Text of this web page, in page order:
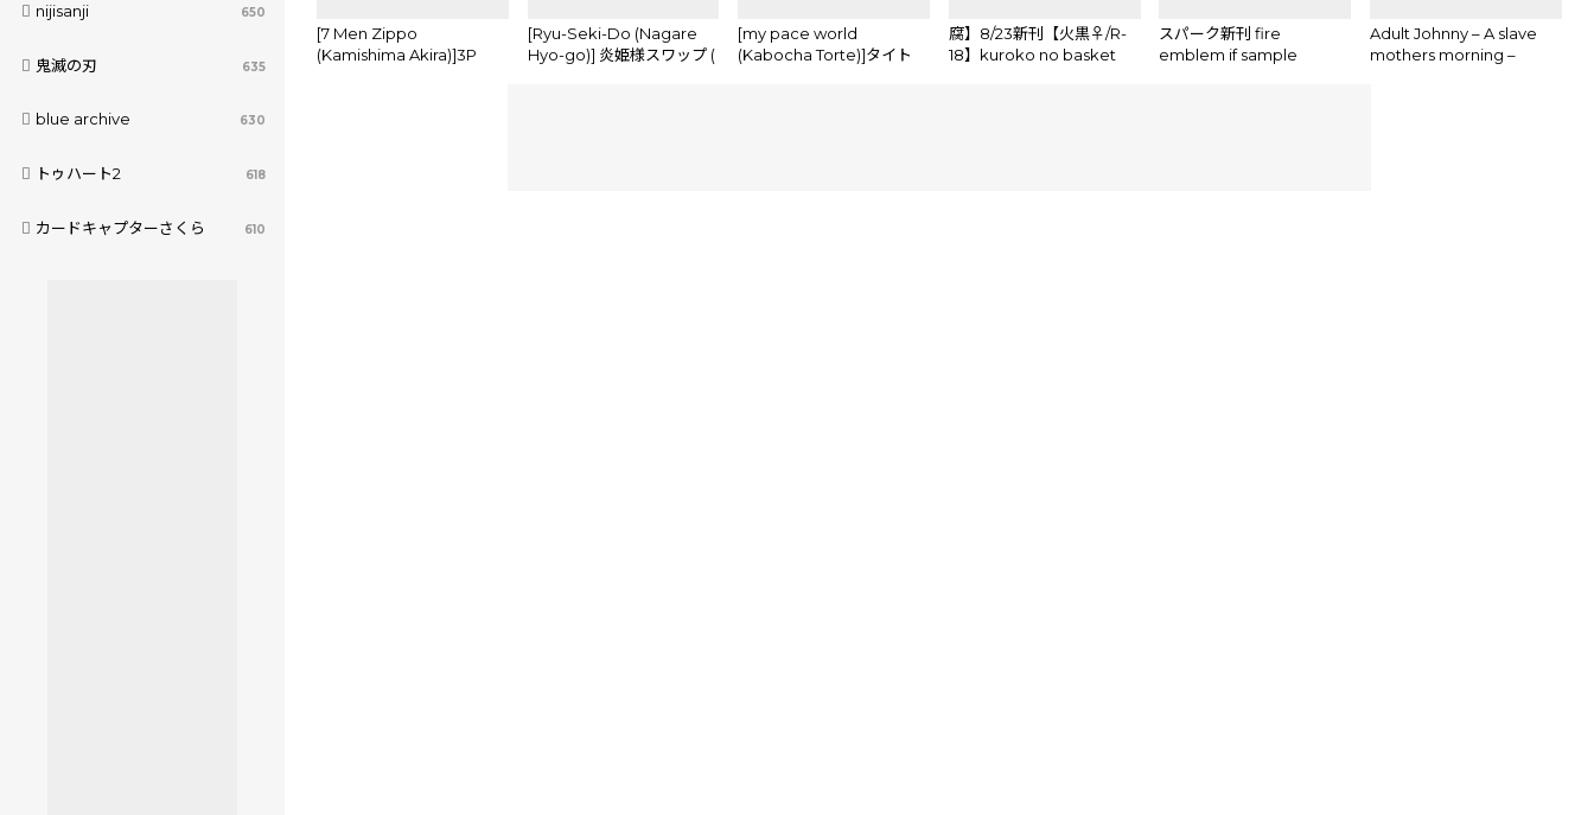
nijisanji 650
鬼滅の刃 635
blue archive 630
トゥハート2 618
カードキャプターさくら 610
[7 Men Zippo
(Kamishima Akira)]3P
[Ryu-Seki-Do (Nagare
Hyo-go)] 炎姫様スワップ (
[my pace world
(Kabocha Torte)]タイト
腐】8/23新刊【火黒♀/R-
18】kuroko no basket
スパーク新刊 fire
emblem if sample
Adult Johnny – A slave
mothers morning –